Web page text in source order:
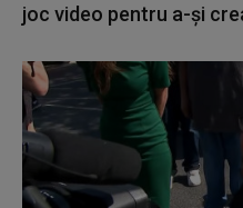
joc video pentru a-și